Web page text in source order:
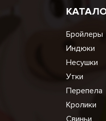
Бройлеры
Индюки
Несушки
Утки
Перепела
Кролики
Свиньи